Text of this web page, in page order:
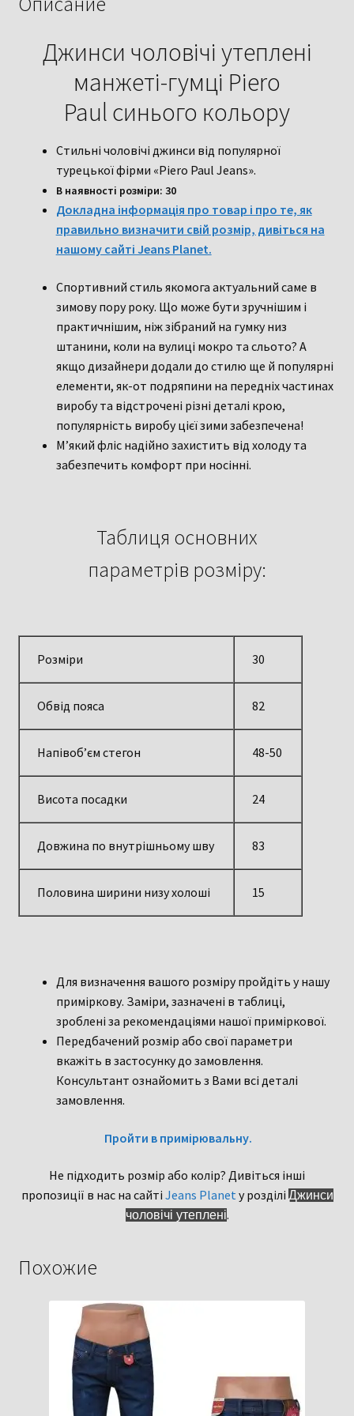
Джинси чоловічі утеплені
манжеті-гумці Piero
Paul синього кольору
Стильні чоловічі джинси від популярної
турецької фірми «Piero Paul Jeans».
В наявності розміри: 30
Докладна інформація про товар і про те, як
правильно визначити свій розмір, дивіться на
нашому сайті Jeans Planet.
Спортивний стиль якомога актуальний саме в
зимову пору року. Що може бути зручнішим і
практичнішим, ніж зібраний на гумку низ
штанини, коли на вулиці мокро та сльото? А
якщо дизайнери додали до стилю ще й популярні
елементи, як-от подряпини на передніх частинах
виробу та відстрочені різні деталі крою,
популярність виробу цієї зими забезпечена!
М’який фліс надійно захистить від холоду та
забезпечить комфорт при носінні.
Таблиця основних
параметрів розміру:
Розміри 30
Обвід пояса 82
Напівоб’єм стегон 48-50
Висота посадки 24
Довжина по внутрішньому шву 83
Половина ширини низу холоші 15
Для визначення вашого розміру пройдіть у нашу
приміркову. Заміри, зазначені в таблиці,
зроблені за рекомендаціями нашої приміркової.
Передбачений розмір або свої параметри
вкажіть в застосунку до замовлення.
Консультант ознайомить з Вами всі деталі
замовлення.
Пройти в примірювальну.
Не підходить розмір або колір? Дивіться інші
пропозиції в нас на сайті Jeans Planet у розділі Джинси
чоловічі утеплені.
Похожие